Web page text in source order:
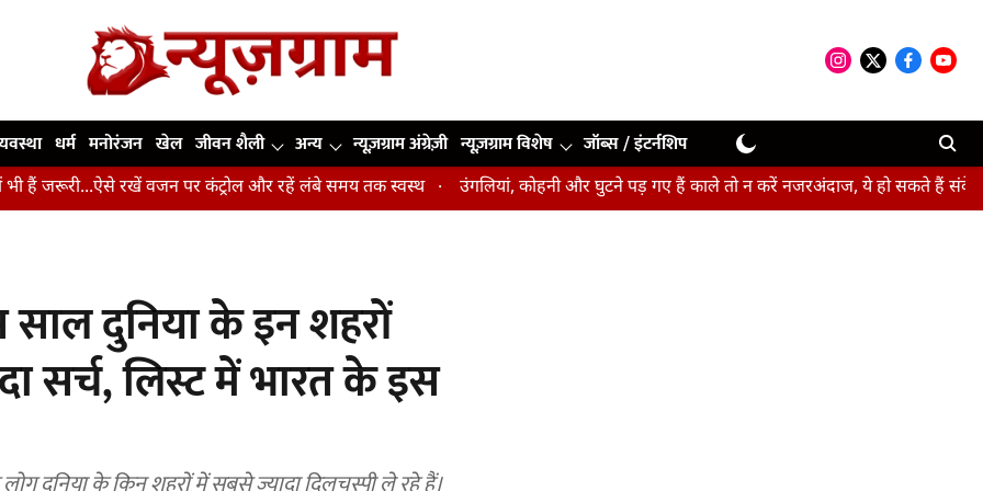
धर्म मनोरंजन खेल जीवन शैली अन्य न्यूज़ग्राम अंग्रेज़ी न्यूज़ग्राम विशेष जॉब्स / इंटर्नशिप
रखें वजन पर कंट्रोल और रहें लंबे समय तक स्वस्थ उंगलियां, कोहनी और घुटने पड़ गए हैं काले तो न करें नजरअंदाज, ये हो सकते हैं संकेत
दुनिया के इन शहरों
सर्च, लिस्ट में भारत के इस